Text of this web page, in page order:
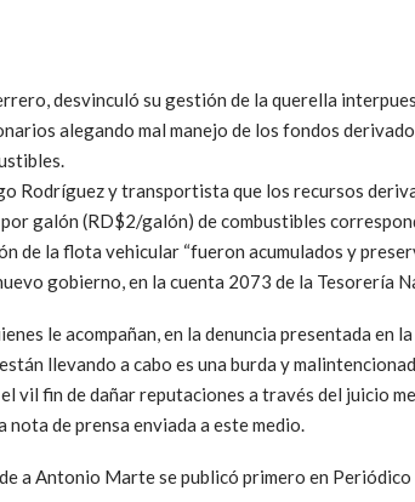
desvinculó su gestión de la querella
alegando mal manejo de los fondos
Rodríguez y transportista que los recursos
galón (RD$2/galón) de combustibles
de la flota vehicular “fueron acumulados y
gobierno, en la cuenta 2073 de la Tesorería
le acompañan, en la denuncia presentada en la
llevando a cabo es una burda y
vil fin de dañar reputaciones a través del juicio
de prensa enviada a este medio.
a Antonio Marte se publicó primero en Periódico